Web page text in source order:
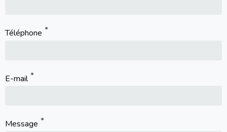
Téléphone
E-mail
Message